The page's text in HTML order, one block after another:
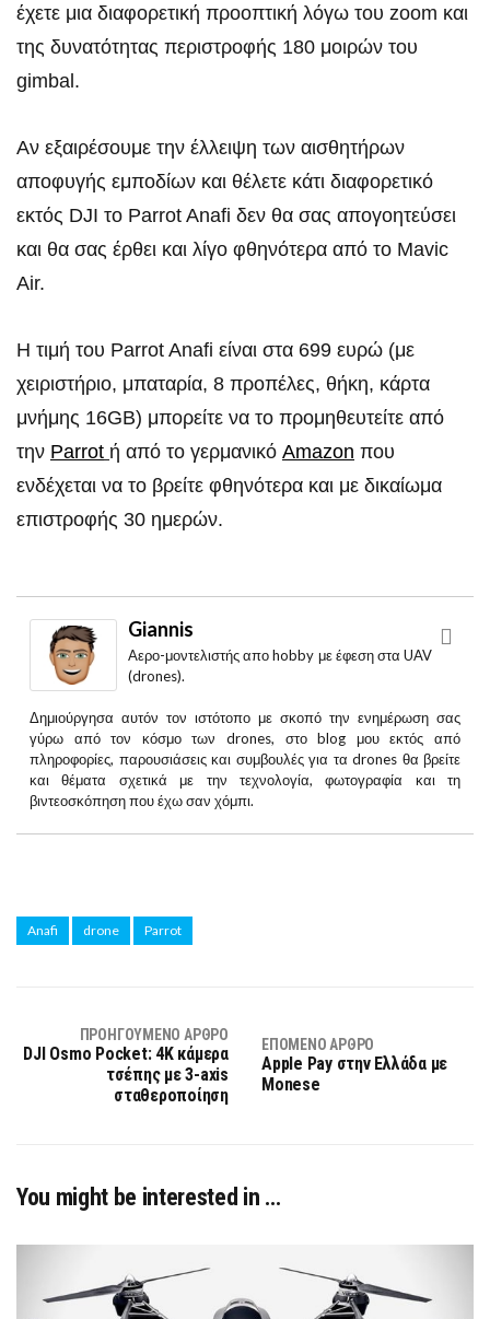
έχετε μια διαφορετική προοπτική λόγω του zoom και
της δυνατότητας περιστροφής 180 μοιρών του
gimbal.
Αν εξαιρέσουμε την έλλειψη των αισθητήρων
αποφυγής εμποδίων και θέλετε κάτι διαφορετικό
εκτός DJI το Parrot Anafi δεν θα σας απογοητεύσει
και θα σας έρθει και λίγο φθηνότερα από το Mavic
Air.
Η τιμή του Parrot Anafi είναι στα 699 ευρώ (με
χειριστήριο, μπαταρία, 8 προπέλες, θήκη, κάρτα
μνήμης 16GB) μπορείτε να το προμηθευτείτε από
την Parrot ή από το γερμανικό Amazon που
ενδέχεται να το βρείτε φθηνότερα και με δικαίωμα
επιστροφής 30 ημερών.
Giannis
Aερο-μοντελιστής απο hobby με έφεση στα UAV
(drones).
Δημιούργησα αυτόν τον ιστότοπο με σκοπό την ενημέρωση σας
γύρω από τον κόσμο των drones, στο blog μου εκτός από
πληροφορίες, παρουσιάσεις και συμβουλές για τα drones θα βρείτε
και θέματα σχετικά με την τεχνολογία, φωτογραφία και τη
βιντεοσκόπηση που έχω σαν χόμπι.
Anafi drone Parrot
ΠΡΟΗΓΟΎΜΕΝΟ ΆΡΘΡΟ
DJI Osmo Pocket: 4Κ κάμερα
τσέπης με 3-axis
σταθεροποίηση
ΕΠΌΜΕΝΟ ΆΡΘΡΟ
Apple Pay στην Ελλάδα με
Monese
You might be interested in …